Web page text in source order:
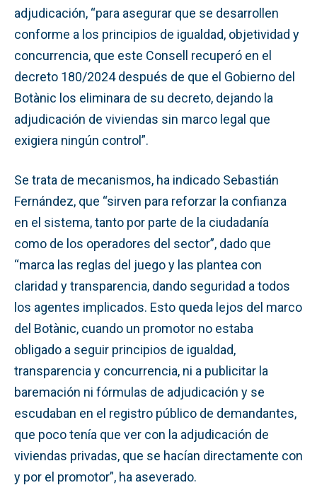
adjudicación, “para asegurar que se desarrollen
conforme a los principios de igualdad, objetividad y
concurrencia, que este Consell recuperó en el
decreto 180/2024 después de que el Gobierno del
Botànic los eliminara de su decreto, dejando la
adjudicación de viviendas sin marco legal que
exigiera ningún control”.
Se trata de mecanismos, ha indicado Sebastián
Fernández, que “sirven para reforzar la confianza
en el sistema, tanto por parte de la ciudadanía
como de los operadores del sector”, dado que
“marca las reglas del juego y las plantea con
claridad y transparencia, dando seguridad a todos
los agentes implicados. Esto queda lejos del marco
del Botànic, cuando un promotor no estaba
obligado a seguir principios de igualdad,
transparencia y concurrencia, ni a publicitar la
baremación ni fórmulas de adjudicación y se
escudaban en el registro público de demandantes,
que poco tenía que ver con la adjudicación de
viviendas privadas, que se hacían directamente con
y por el promotor”, ha aseverado.